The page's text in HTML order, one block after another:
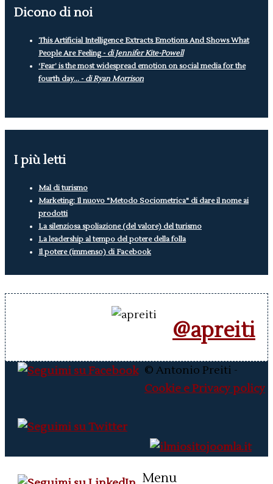
Dicono di noi
This Artificial Intelligence Extracts Emotions And Shows What
People Are Feeling - di Jennifer Kite-Powell
‘Fear’ is the most widespread emotion on social media for the
fourth day... - di Ryan Morrison
I più letti
Mal di turismo
Marketing: Il nuovo "Metodo Sociometrica" di dare il nome ai
prodotti
La silenziosa spoliazione (del valore) del turismo
La leadership al tempo del potere della folla
Il potere (immenso) di Facebook
@apreiti
© Antonio Preiti -
Cookie e Privacy policy
Menu